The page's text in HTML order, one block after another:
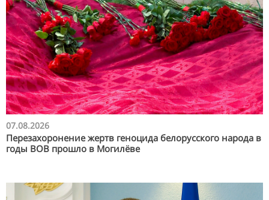
07.08.2026
Перезахоронение жертв геноцида белорусского народа в
годы ВОВ прошло в Могилёве